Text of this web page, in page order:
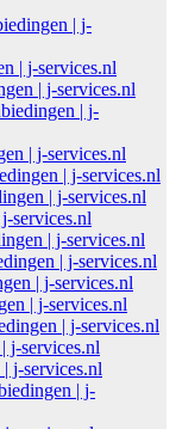
| j-
| j-services.nl
| j-services.nl
| j-
| j-services.nl
| j-services.nl
| j-services.nl
services.nl
| j-services.nl
| j-services.nl
| j-services.nl
| j-services.nl
| j-services.nl
j-services.nl
j-services.nl
| j-